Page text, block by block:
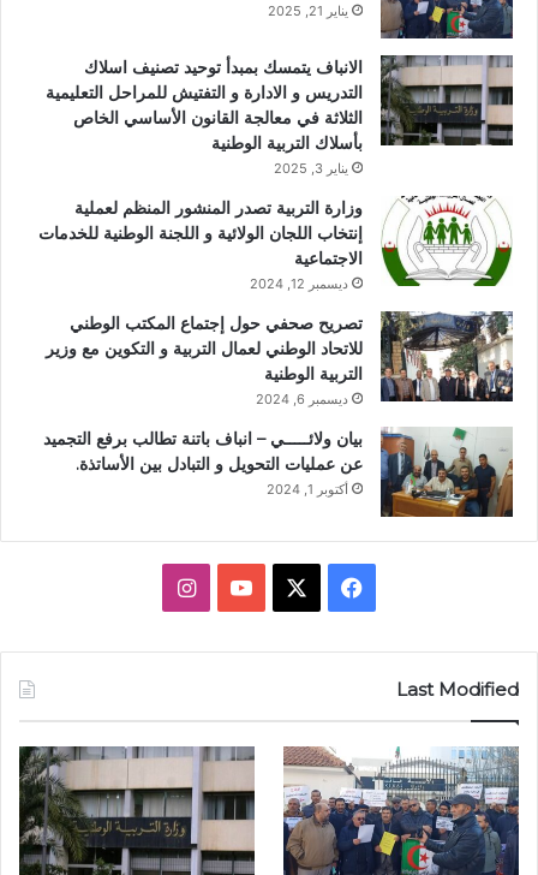
يناير 21, 2025
الانباف يتمسك بمبدأ توحيد تصنيف اسلاك
التدريس و الادارة و التفتيش للمراحل التعليمية
الثلاثة في معالجة القانون الأساسي الخاص
بأسلاك التربية الوطنية
يناير 3, 2025
وزارة التربية تصدر المنشور المنظم لعملية
إنتخاب اللجان الولائية و اللجنة الوطنية للخدمات
الاجتماعية
ديسمبر 12, 2024
تصريح صحفي حول إجتماع المكتب الوطني
للاتحاد الوطني لعمال التربية و التكوين مع وزير
التربية الوطنية
ديسمبر 6, 2024
بيان ولائـــــي – انباف باتنة تطالب برفع التجميد
عن عمليات التحويل و التبادل بين الأساتذة.
أكتوبر 1, 2024
ب
و
ك
ي
ب
ت
ر
Last Modified